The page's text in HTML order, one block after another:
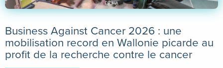
Business Against Cancer 2026 : une
mobilisation record en Wallonie picarde au
profit de la recherche contre le cancer